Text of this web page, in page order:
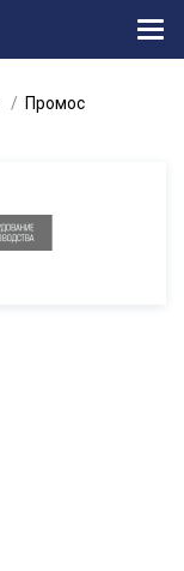
Промос